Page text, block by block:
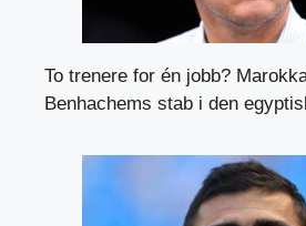
To trenere for én jobb?
Benhachems stab i den